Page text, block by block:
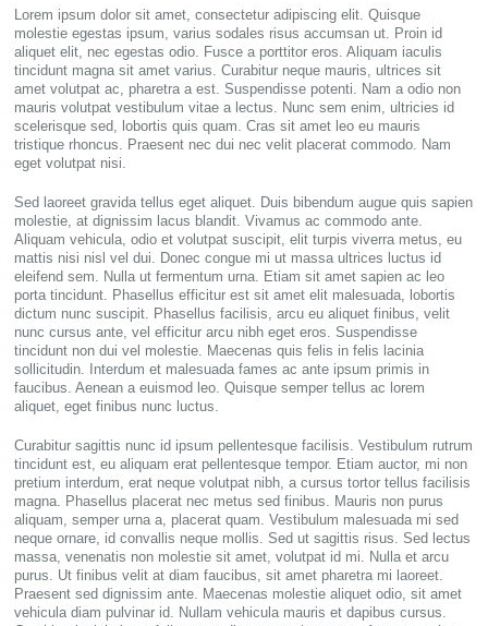
Lorem ipsum dolor sit amet, consectetur adipiscing elit. Quisque
molestie egestas ipsum, varius sodales risus accumsan ut. Proin id
aliquet elit, nec egestas odio. Fusce a porttitor eros. Aliquam iaculis
tincidunt magna sit amet varius. Curabitur neque mauris, ultrices sit
amet volutpat ac, pharetra a est. Suspendisse potenti. Nam a odio non
mauris volutpat vestibulum vitae a lectus. Nunc sem enim, ultricies id
scelerisque sed, lobortis quis quam. Cras sit amet leo eu mauris
tristique rhoncus. Praesent nec dui nec velit placerat commodo. Nam
eget volutpat nisi.
Sed laoreet gravida tellus eget aliquet. Duis bibendum augue quis sapien
molestie, at dignissim lacus blandit. Vivamus ac commodo ante.
Aliquam vehicula, odio et volutpat suscipit, elit turpis viverra metus, eu
mattis nisi nisl vel dui. Donec congue mi ut massa ultrices luctus id
eleifend sem. Nulla ut fermentum urna. Etiam sit amet sapien ac leo
porta tincidunt. Phasellus efficitur est sit amet elit malesuada, lobortis
dictum nunc suscipit. Phasellus facilisis, arcu eu aliquet finibus, velit
nunc cursus ante, vel efficitur arcu nibh eget eros. Suspendisse
tincidunt non dui vel molestie. Maecenas quis felis in felis lacinia
sollicitudin. Interdum et malesuada fames ac ante ipsum primis in
faucibus. Aenean a euismod leo. Quisque semper tellus ac lorem
aliquet, eget finibus nunc luctus.
Curabitur sagittis nunc id ipsum pellentesque facilisis. Vestibulum rutrum
tincidunt est, eu aliquam erat pellentesque tempor. Etiam auctor, mi non
pretium interdum, erat neque volutpat nibh, a cursus tortor tellus facilisis
magna. Phasellus placerat nec metus sed finibus. Mauris non purus
aliquam, semper urna a, placerat quam. Vestibulum malesuada mi sed
neque ornare, id convallis neque mollis. Sed ut sagittis risus. Sed lectus
massa, venenatis non molestie sit amet, volutpat id mi. Nulla et arcu
purus. Ut finibus velit at diam faucibus, sit amet pharetra mi laoreet.
Praesent sed dignissim ante. Maecenas molestie aliquet odio, sit amet
vehicula diam pulvinar id. Nullam vehicula mauris et dapibus cursus.